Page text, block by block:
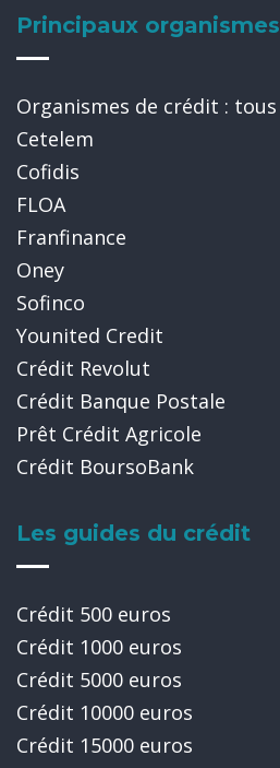
Principaux organismes
Organismes de crédit : tous
Cetelem
Cofidis
FLOA
Franfinance
Oney
Sofinco
Younited Credit
Crédit Revolut
Crédit Banque Postale
Prêt Crédit Agricole
Crédit BoursoBank
Les guides du crédit
Crédit 500 euros
Crédit 1000 euros
Crédit 5000 euros
Crédit 10000 euros
Crédit 15000 euros